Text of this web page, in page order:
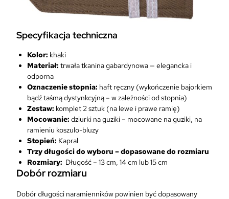
Specyfikacja techniczna
Kolor: khaki
Materiał: trwała tkanina gabardynowa — elegancka i
odporna
Oznaczenie stopnia: haft ręczny (wykończenie bajorkiem
bądź taśmą dystynkcyjną – w zależności od stopnia)
Zestaw: komplet 2 sztuk (na lewe i prawe ramię)
Mocowanie: dziurki na guziki – mocowane na guziki, na
ramieniu koszulo-bluzy
Stopień: Kapral
Trzy długości do wyboru – dopasowane do rozmiaru
Rozmiary: Długość – 13 cm, 14 cm lub 15 cm
Dobór rozmiaru
Dobór długości naramienników powinien być dopasowany